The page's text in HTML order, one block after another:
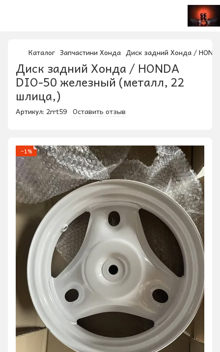
Каталог Запчастини Хонда Диск задний Хонда /
Диск задний Хонда / HONDA
DIO-50 железный (металл, 22
шлица,)
Артикул: 2rrt59 Оставить отзыв
−1%